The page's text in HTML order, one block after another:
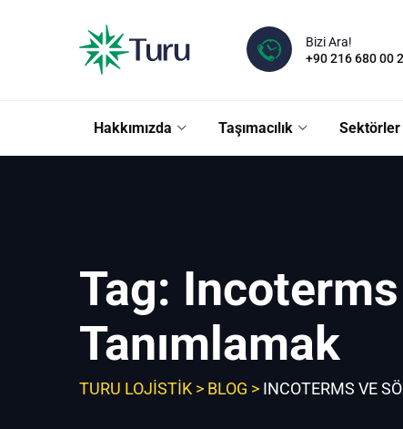
Bizi Ara!
+90 216 680 00
Hakkımızda Taşımacılık Sektörler
Tag:
Tanımlamak
TURU LOJISTIK > BLOG > INCOTERMS VE